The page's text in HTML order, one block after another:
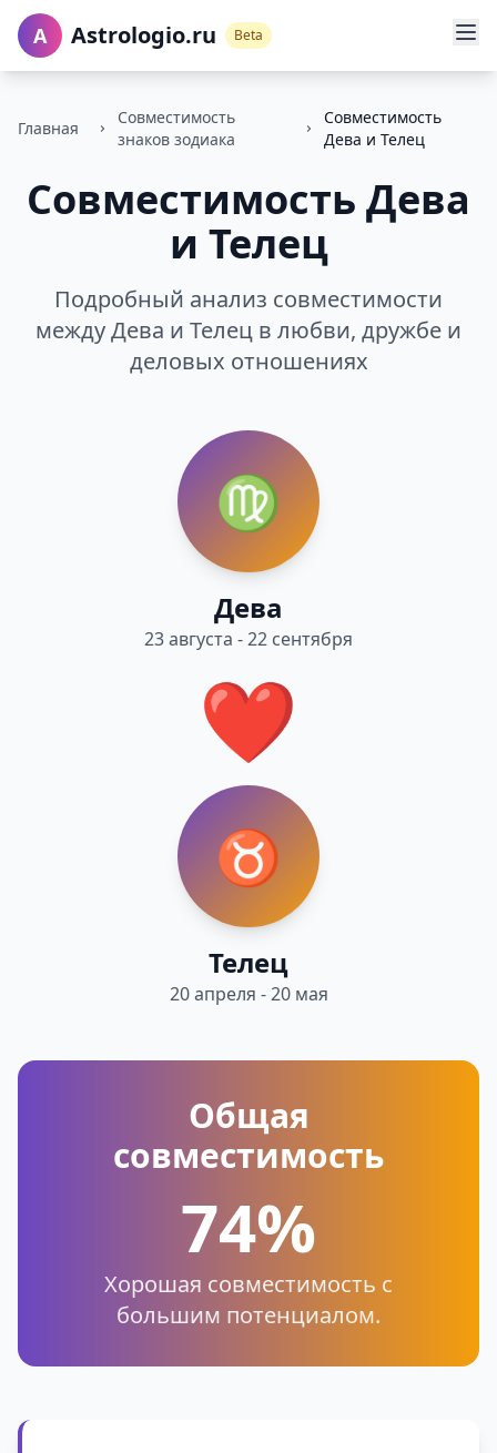
A Astrologio.ru Beta
Главная
Совместимость
знаков зодиака
Совместимость
Дева и Телец
Совместимость Дева
и Телец
Подробный анализ совместимости
между Дева и Телец в любви, дружбе и
деловых отношениях
♍
Дева
23 августа - 22 сентября
❤️
♉
Телец
20 апреля - 20 мая
Общая
совместимость
74%
Хорошая совместимость с
большим потенциалом.